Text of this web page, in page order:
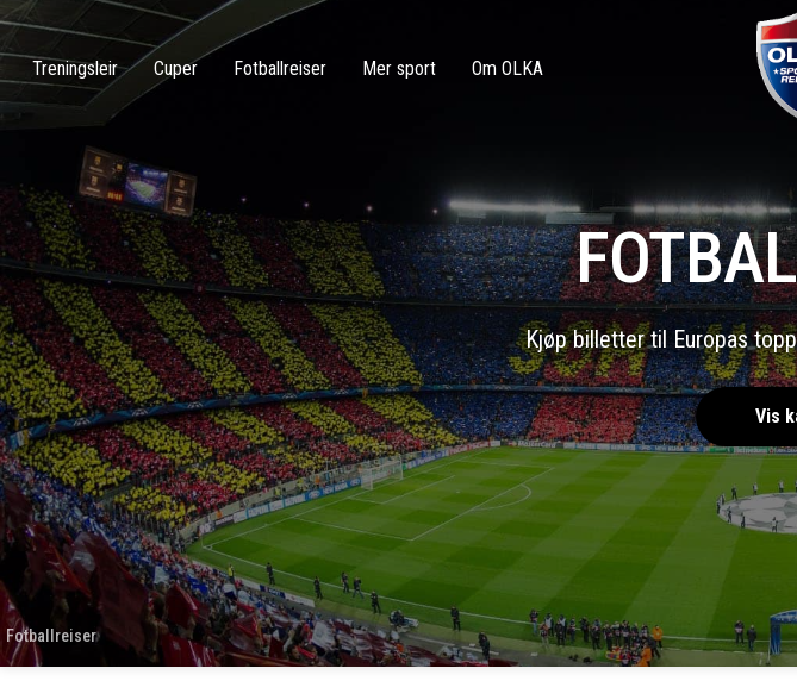
Treningsleir Cuper Fotballreiser Mer sport Om OLKA
Kjøp billetter til Europas
Vis
Fotballreiser